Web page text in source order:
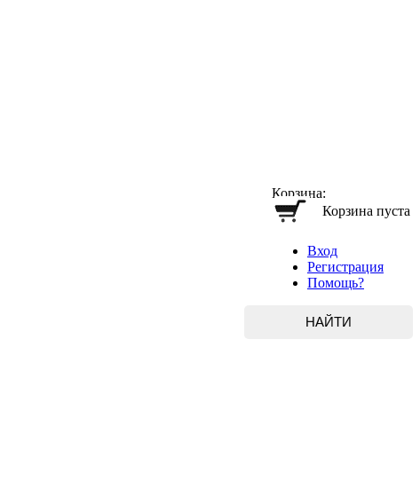
Корзина:
Корзина пуста
Вход
Регистрация
Помощь?